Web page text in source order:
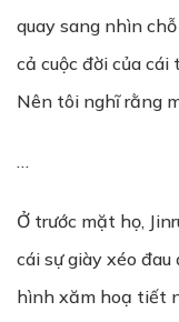
quay sang nhìn
cả cuộc đời của
Nên tôi nghĩ rằng
…
Ở trước mặt họ,
cái sự giày xéo
hình xăm hoạ tiết